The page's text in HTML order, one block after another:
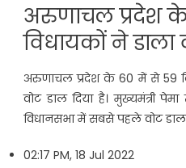
अरुणाचल प्रदेश
विधायकों ने डाला
अरुणाचल प्रदेश के 60 में से 59
वोट डाल दिया है। मुख्यमंत्री
विधानसभा में सबसे पहले वोट
02:17 PM, 18 Jul 2022